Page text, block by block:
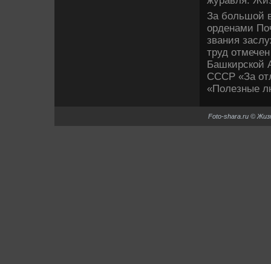
За большой
орденами
звания
труд
Башкирской
СССР «За
«Полезные
Foto-shara.ru ©